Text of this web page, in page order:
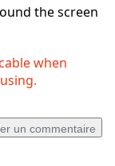
the screen
when
un commentaire